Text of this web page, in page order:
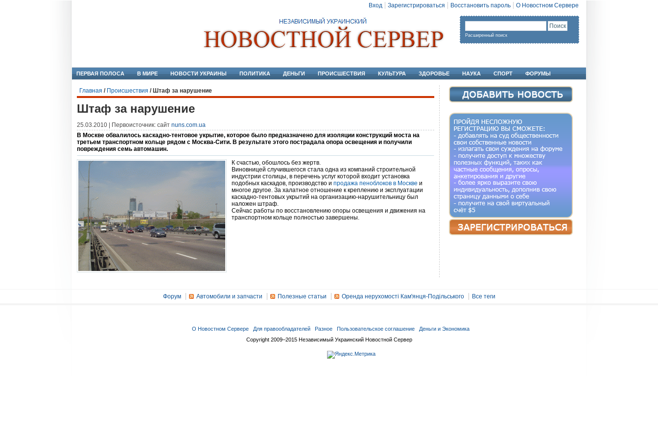
Вход Зарегистрироваться Восстановить пароль О Новостном Сервере
Расширенный поиск
ПЕРВАЯ ПОЛОСА В МИРЕ НОВОСТИ УКРАИНЫ ПОЛИТИКА ДЕНЬГИ ПРОИСШЕСТВИЯ КУЛЬТУРА ЗДОРОВЬЕ НАУКА СПОРТ ФОРУМЫ
Главная / Происшествия / Штаф за нарушение
Штаф за нарушение
25.03.2010 | Первоисточник: сайт nuns.com.ua
В Москве обвалилось каскадно-тентовое укрытие, которое было предназначено для изоляции конструкций моста на
третьем транспортном кольце рядом с Москва-Сити. В результате этого пострадала опора освещения и получили
повреждения семь автомашин.
К счастью, обошлось без жертв.
Виновницей случившегося стала одна из компаний строительной
индустрии столицы, в перечень услуг которой входит установка
подобных каскадов, производство и продажа пеноблоков в Москве и
многое другое. За халатное отношение к креплению и эксплуатации
каскадно-тентовых укрытий на организацию-нарушительницу был
наложен штраф.
Сейчас работы по восстановлению опоры освещения и движения на
транспортном кольце полностью завершены.
Форум Автомобили и запчасти Полезные статьи Оренда нерухомості Кам'янця-Подільського Все теги
О Новостном Сервере Для правообладателей Разное Пользовательское соглашение
Деньги и Экономика
Copyright 2009–2015 Независимый Украинский Новостной Сервер